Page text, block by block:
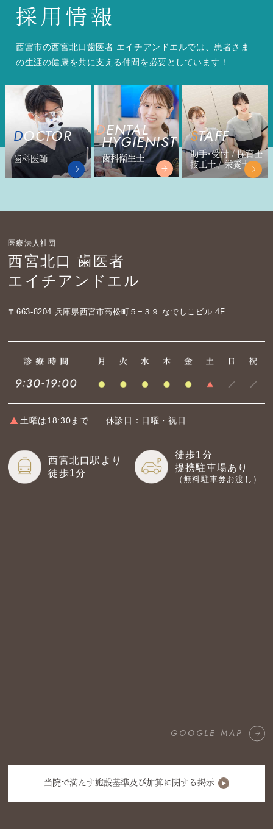
採用情報
西宮市の西宮北口歯医者 エイチアンドエルでは、患者さま
の生涯の健康を共に支える仲間を必要としています！
DOCTOR
歯科医師
DENTAL
HYGIENIST
歯科衛生士
STAFF
助手・受付 / 保育士
技工士 / 栄養士
医療法人社団
西宮北口 歯医者
エイチアンドエル
〒663-8204 兵庫県西宮市高松町５−３９ なでしこビル 4F
土曜は18:30まで 休診日：日曜・祝日
西宮北口駅より
徒歩1分
徒歩1分
提携駐車場あり
（無料駐車券お渡し）
GOOGLE MAP
当院で満たす施設基準及び加算に関する掲示